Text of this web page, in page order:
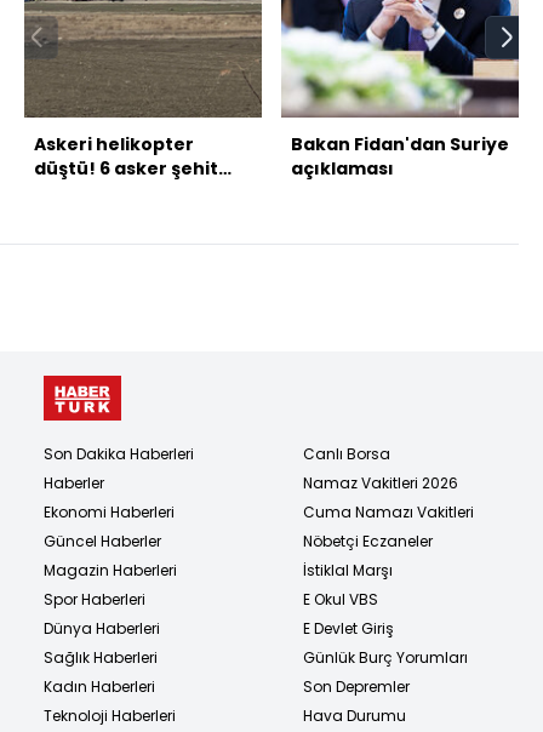
Askeri helikopter
düştü! 6 asker şehit
Bakan Fidan'dan Suriye
açıklaması
Son Dakika Haberleri
Haberler
Ekonomi Haberleri
Güncel Haberler
Magazin Haberleri
Spor Haberleri
Dünya Haberleri
Sağlık Haberleri
Kadın Haberleri
Teknoloji Haberleri
Canlı Borsa
Namaz Vakitleri 2026
Cuma Namazı Vakitleri
Nöbetçi Eczaneler
İstiklal Marşı
E Okul VBS
E Devlet Giriş
Günlük Burç Yorumları
Son Depremler
Hava Durumu